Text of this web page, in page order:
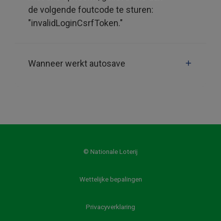
de volgende foutcode te sturen:
"invalidLoginCsrfToken."
Wanneer werkt autosave
© Nationale Loterij
Wettelijke bepalingen
Privacyverklaring